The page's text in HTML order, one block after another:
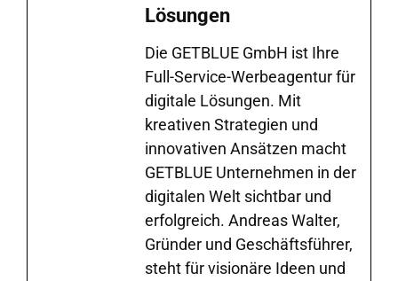
Lösungen
Die GETBLUE GmbH ist Ihre
Full-Service-Werbeagentur für
digitale Lösungen. Mit
kreativen Strategien und
innovativen Ansätzen macht
GETBLUE Unternehmen in der
digitalen Welt sichtbar und
erfolgreich. Andreas Walter,
Gründer und Geschäftsführer,
steht für visionäre Ideen und